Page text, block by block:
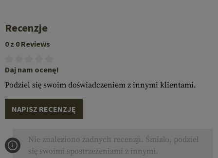
Recenzje
0 z 0 Reviews
Daj nam ocenę!
Podziel się swoim doświadczeniem z innymi klientami.
NAPISZ RECENZJĘ
Nie znaleziono żadnych recenzji. Śmiało, podziel
się swoimi spostrzeżeniami z innymi.